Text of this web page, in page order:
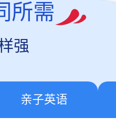
所需
强
亲子英语